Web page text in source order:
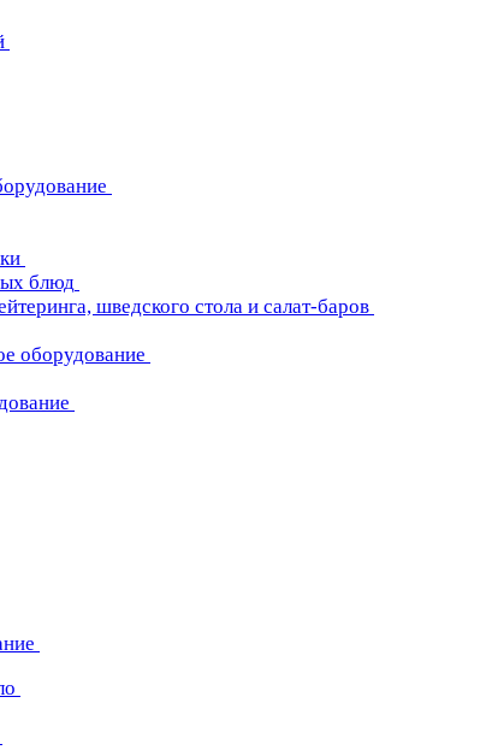
блюд
шведского стола и салат-баров
оборудование